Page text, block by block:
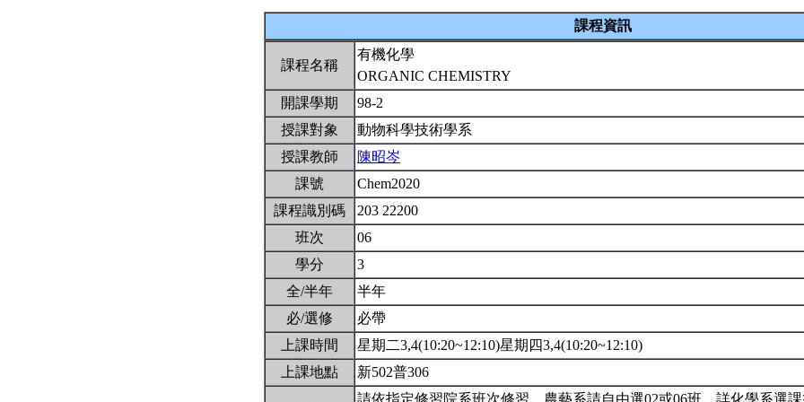
課程資訊
課程名稱
有機化學
ORGANIC CHEMISTRY
開課學期
98-2
授課對象
動物科學技術學系
授課教師
陳昭岑
課號
Chem2020
課程識別碼
203 22200
班次
06
學分
3
全/半年
半年
必/選修
必帶
上課時間
星期二3,4(10:20~12:10)星期四3,4(10:20~12:10)
上課地點
新502普306
請依指定修習院系班次修習。農藝系請自由選02或06班。詳化學系選課